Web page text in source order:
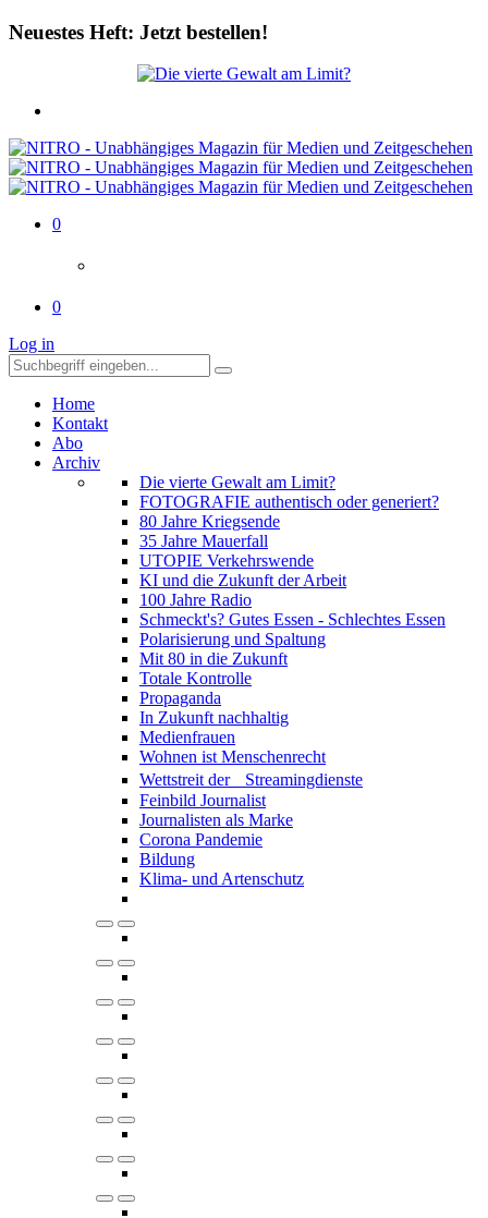
Neuestes Heft: Jetzt bestellen!
0
0
Log in
Home
Kontakt
Abo
Archiv
Die vierte Gewalt am Limit?
FOTOGRAFIE authentisch oder generiert?
80 Jahre Kriegsende
35 Jahre Mauerfall
UTOPIE Verkehrswende
KI und die Zukunft der Arbeit
100 Jahre Radio
Schmeckt's? Gutes Essen - Schlechtes Essen
Polarisierung und Spaltung
Mit 80 in die Zukunft
Totale Kontrolle
Propaganda
In Zukunft nachhaltig
Medienfrauen
Wohnen ist Menschenrecht
Wettstreit der Streamingdienste
Feinbild Journalist
Journalisten als Marke
Corona Pandemie
Bildung
Klima- und Artenschutz